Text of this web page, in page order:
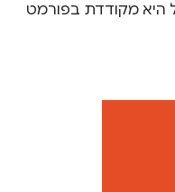
היא מקודדת בפורמט